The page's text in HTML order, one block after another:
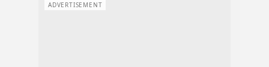
ADVERTISEMENT